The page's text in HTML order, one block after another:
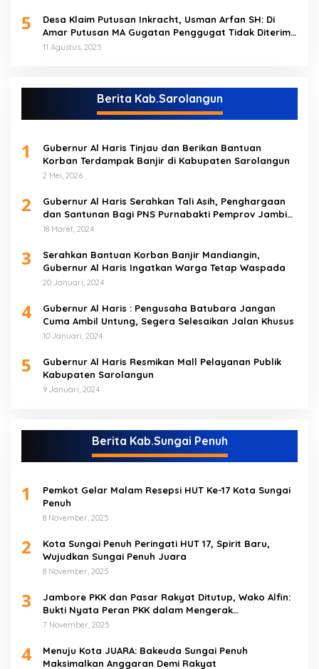
5
Desa Klaim Putusan Inkracht, Usman Arfan SH: Di
Amar Putusan MA Gugatan Penggugat Tidak Diterima
(NO)
11 Agustus, 2025
Berita Kab.Sarolangun
1
Gubernur Al Haris Tinjau dan Berikan Bantuan
Korban Terdampak Banjir di Kabupaten Sarolangun
2 Mei, 2026
2
Gubernur Al Haris Serahkan Tali Asih, Penghargaan
dan Santunan Bagi PNS Purnabakti Pemprov Jambi
Yang Berada di Sarolangun
18 Maret, 2024
3
Serahkan Bantuan Korban Banjir Mandiangin,
Gubernur Al Haris Ingatkan Warga Tetap Waspada
20 Januari, 2024
4
Gubernur Al Haris : Pengusaha Batubara Jangan
Cuma Ambil Untung, Segera Selesaikan Jalan Khusus
10 Januari, 2024
5
Gubernur Al Haris Resmikan Mall Pelayanan Publik
Kabupaten Sarolangun
9 Januari, 2024
Berita Kab.Sungai Penuh
1
Pemkot Gelar Malam Resepsi HUT Ke-17 Kota Sungai
Penuh
8 November, 2025
2
Kota Sungai Penuh Peringati HUT 17, Spirit Baru,
Wujudkan Sungai Penuh Juara
8 November, 2025
3
Jambore PKK dan Pasar Rakyat Ditutup, Wako Alfin:
Bukti Nyata Peran PKK dalam Mengerak
Perekonomian Masyarakat
7 November, 2025
4
Menuju Kota JUARA: Bakeuda Sungai Penuh
Maksimalkan Anggaran Demi Rakyat